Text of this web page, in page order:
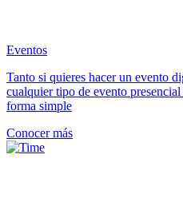
Eventos
Tanto si quieres hacer un evento
cualquier tipo de evento
forma simple
Conocer más